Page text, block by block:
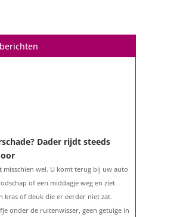
denkt u na over verhuizen, verbouwen
met een hypotheek als u 57 jaar of
Dader rijdt steeds
misschien wel. U komt terug bij uw auto
of een middagje weg en ziet
kras of deuk die er eerder niet zat.
onder de ruitenwisser, geen getuige in